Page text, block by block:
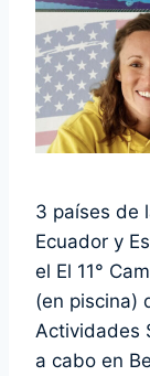
3 países de
Ecuador y
el El 11°
(en piscina)
Actividades
a cabo en